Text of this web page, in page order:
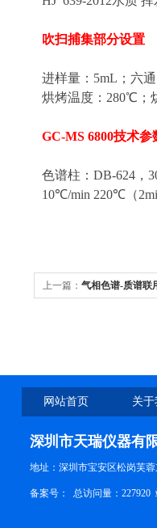
吹扫捕集部分设置
进样量：5mL；六
烘烤温度：280℃；
GC-MS 6800技术参
色谱柱：DB-624，
10℃/min 220℃（
上一篇： 气相色谱-质谱联
网站首页 关
深圳市天瑞仪器有
地址：深圳市宝安区松岗芙
备案号： 总访问量：227920